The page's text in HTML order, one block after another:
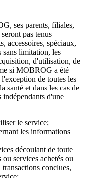
ses parents, filiales,
pas tenus
accessoires, spéciaux,
sans limitation, les
d'utilisation, de
si MOBROG a été
de toutes les
santé et dans les cas de
indépendants d'une
le service;
les informations
découlant de toute
services achetés ou
transactions conclues,